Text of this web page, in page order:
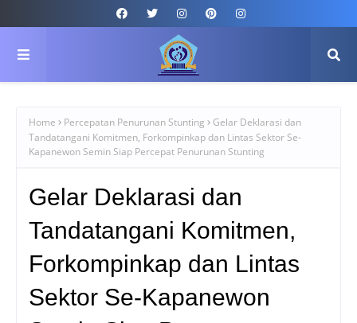
Home Percepatan Penurunan Stunting
Gelar Deklarasi dan
Tandatangani Komitmen, Forkompinkap dan Lintas Sektor Se-
Kapanewon Semin Siap Percepat Penurunan Stunting
Gelar Deklarasi dan
Tandatangani Komitmen,
Forkompinkap dan Lintas
Sektor Se-Kapanewon